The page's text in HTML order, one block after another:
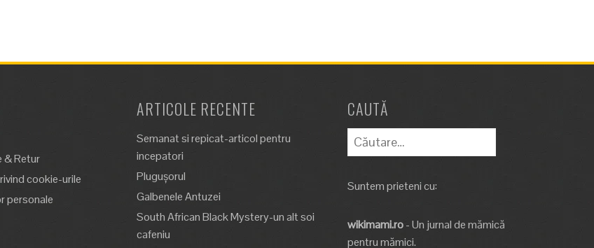
& Retur
cookie-urile
personale
ARTICOLE RECENTE
Semanat si repicat-articol pentru
incepatori
Plugușorul
Galbenele Antuzei
South African Black Mystery-un alt soi
cafeniu
CAUTĂ
Caută
după:
Suntem prieteni cu:
wikimami.ro- Un jurnal de mămică
pentru mămici.